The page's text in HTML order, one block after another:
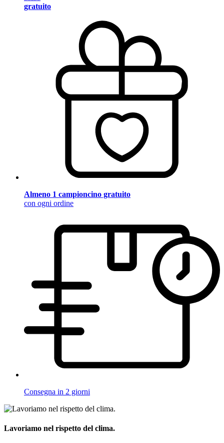
gratuito
Almeno 1 campioncino gratuito
con ogni ordine
Consegna in 2 giorni
Lavoriamo nel rispetto del clima.